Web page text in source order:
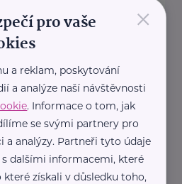
s.r.o.
Troskami
–
natiskneme
×
pro vaše
a reklam, poskytování
a analýze naší návštěvnosti
. Informace o tom, jak
se svými partnery pro
a analýzy. Partneři tyto údaje
dalšími informacemi, které
získali v důsledku toho,